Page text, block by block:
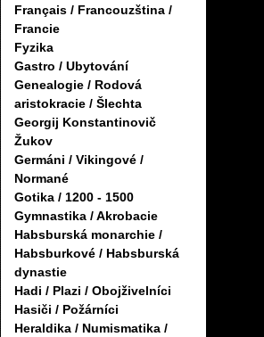
Français / Francouzština /
Francie
Fyzika
Gastro / Ubytování
Genealogie / Rodová
aristokracie / Šlechta
Georgij Konstantinovič
Žukov
Germáni / Vikingové /
Normané
Gotika / 1200 - 1500
Gymnastika / Akrobacie
Habsburská monarchie /
Habsburkové / Habsburská
dynastie
Hadi / Plazi / Obojživelníci
Hasiči / Požárníci
Heraldika / Numismatika /